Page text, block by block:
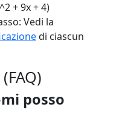
+ 9x + 4)
Vedi la
di ciascun
posso